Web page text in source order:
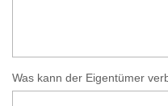
Was kann der Eigentümer